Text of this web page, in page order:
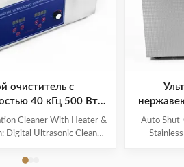
очиститель с
40 кГц 500 Вт с
Cleaner With Heater &
Digital Ultrasonic Cleaner
device suitable for a
Auto